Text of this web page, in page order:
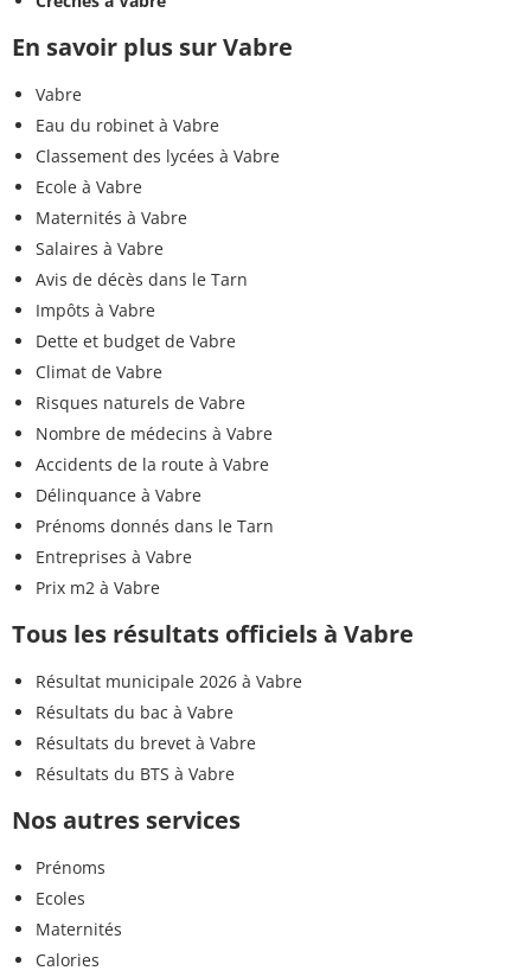
En savoir plus sur Vabre
Vabre
Eau du robinet à Vabre
Classement des lycées à Vabre
Ecole à Vabre
Maternités à Vabre
Salaires à Vabre
Avis de décès dans le Tarn
Impôts à Vabre
Dette et budget de Vabre
Climat de Vabre
Risques naturels de Vabre
Nombre de médecins à Vabre
Accidents de la route à Vabre
Délinquance à Vabre
Prénoms donnés dans le Tarn
Entreprises à Vabre
Prix m2 à Vabre
Tous les résultats officiels à Vabre
Résultat municipale 2026 à Vabre
Résultats du bac à Vabre
Résultats du brevet à Vabre
Résultats du BTS à Vabre
Nos autres services
Prénoms
Ecoles
Maternités
Calories